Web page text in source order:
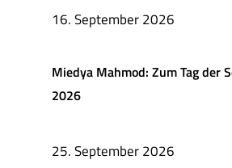
16. September 2026
Miedya Mahmod: Zum Tag der
2026
25. September 2026